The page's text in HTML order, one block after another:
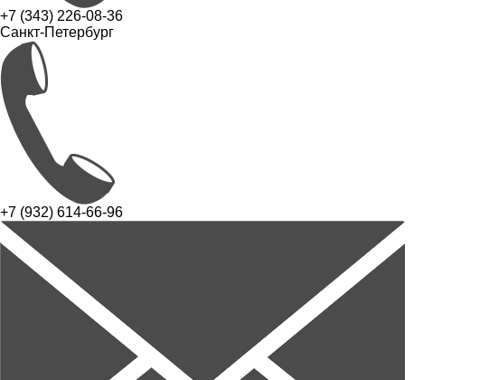
+7 (343) 226-08-36
Санкт-Петербург
+7 (932) 614-66-96